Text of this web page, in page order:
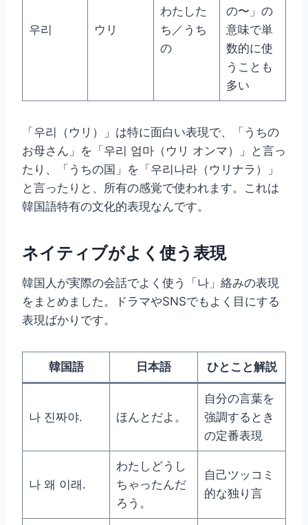
우리 ウリ
わたした
ち／うち
の
の〜」の
意味で単
数的に使
うことも
多い
「우리（ウリ）」は特に面白い表現で、「うちの
お母さん」を「우리 엄마（ウリ オンマ）」と言っ
たり、「うちの国」を「우리나라（ウリナラ）」
と言ったりと、所有の感覚で使われます。これは
韓国語特有の文化的表現なんです。
ネイティブがよく使う表現
韓国人が実際の会話でよく使う「나」絡みの表現
をまとめました。ドラマやSNSでもよく目にする
表現ばかりです。
韓国語 日本語 ひとこと解説
나 진짜야. ほんとだよ。
自分の言葉を
強調するとき
の定番表現
나 왜 이래.
わたしどうし
ちゃったんだ
ろう。
自己ツッコミ
的な独り言